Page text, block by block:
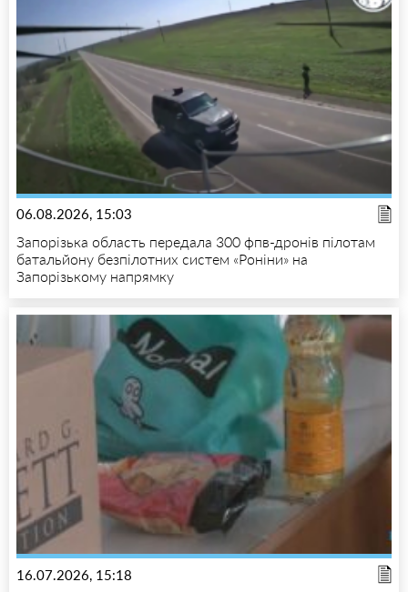
06.08.2026, 15:03
Запорізька область передала 300 фпв-дронів пілотам
батальйону безпілотних систем «Роніни» на
Запорізькому напрямку
16.07.2026, 15:18